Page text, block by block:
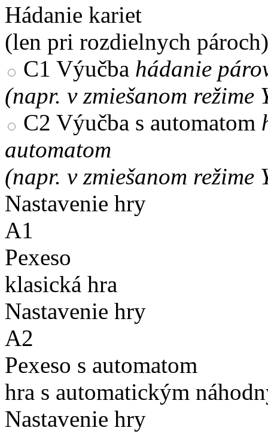
Hádanie kariet
(len pri rozdielnych pároch)
C1 Výučba hádanie
(napr. v zmiešanom režime
C2 Výučba s automatom
automatom
(napr. v zmiešanom režime
Nastavenie hry
A1
Pexeso
klasická hra
Nastavenie hry
A2
Pexeso s automatom
hra s automatickým
Nastavenie hry